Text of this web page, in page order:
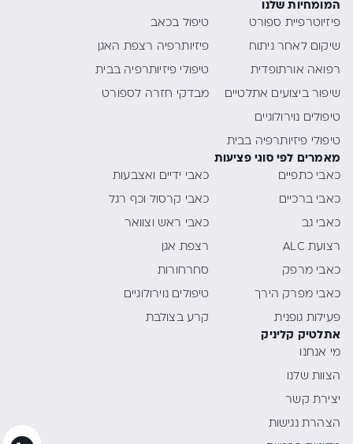
המומחיות שלנו
פיזיוטרפיית ספורט
שיקום לאחר ניתוח
רפואה אורתופדית
שיפור ביצועים אתלטיים
טיפולים נוירולוגיים
טיפולי פיזיותרפיה בבית
טיפול בכאב
פיזיותרפיה רצפת האגן
טיפולי פיזיותרפיה בבית
מבדקי חזרה לספורט
מאמרים לפי סוגי פציעות
כאבי כתפיים
כאבי ברכיים
כאבי גב
רצועת ALC
כאבי מרפק
כאבי מפרק הירך
פעילות גופנית
כאבי ידיים ואצבעות
כאבי קרסול וכף רגל
כאבי ראש וצוואר
רצפת אגן
סחרחורות
טיפולים נוירולוגיים
קרע בצולבת
אתלטיק קליניק
מי אנחנו
הצוות שלנו
יצירת קשר
הצהרת נגישות